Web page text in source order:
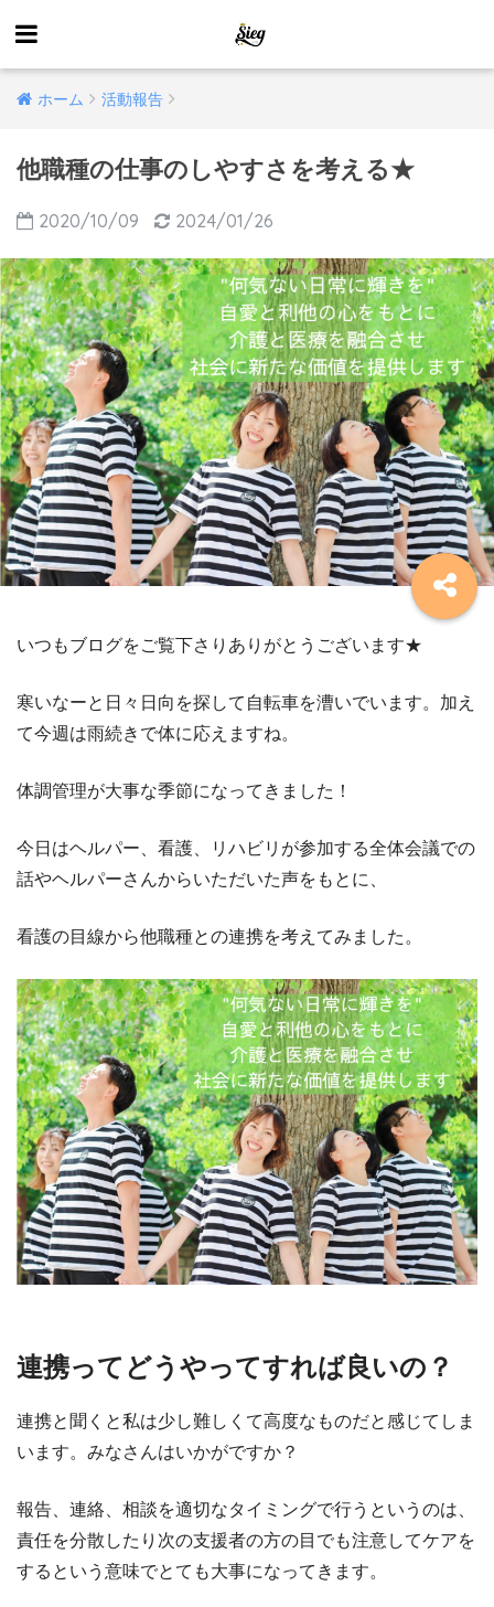
ホーム 活動報告
他職種の仕事のしやすさを考える★
2020/10/09 2024/01/26
いつもブログをご覧下さりありがとうございます★
寒いなーと日々日向を探して自転車を漕いでいます。加え
て今週は雨続きで体に応えますね。
体調管理が大事な季節になってきました！
今日はヘルパー、看護、リハビリが参加する全体会議での
話やヘルパーさんからいただいた声をもとに、
看護の目線から他職種との連携を考えてみました。
連携ってどうやってすれば良いの？
連携と聞くと私は少し難しくて高度なものだと感じてしま
います。みなさんはいかがですか？
報告、連絡、相談を適切なタイミングで行うというのは、
責任を分散したり次の支援者の方の目でも注意してケアを
するという意味でとても大事になってきます。